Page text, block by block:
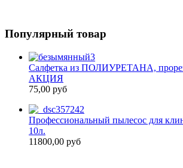
Популярный товар
Салфетка из ПОЛИУРЕТАНА,
АКЦИЯ
75,00 руб
Профессиональный пылесос для
10л.
11800,00 руб